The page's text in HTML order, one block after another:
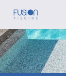
Skip
main
content